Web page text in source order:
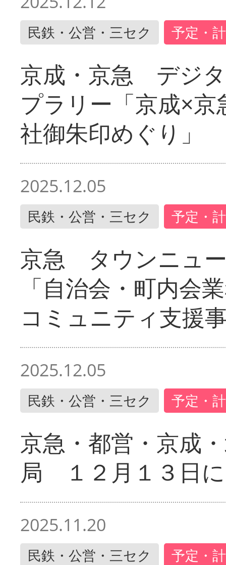
民鉄・公営・三セク 予定・
京成・京急 デジ
プラリー「京成×
社御朱印めぐり」
2025.12.05
民鉄・公営・三セク 予定・
京急 タウンニュ
「自治会・町内会
コミュニティ支援
2025.12.05
民鉄・公営・三セク 予定・
京急・都営・京成
局 １２月１３日
2025.11.20
民鉄・公営・三セク 予定・